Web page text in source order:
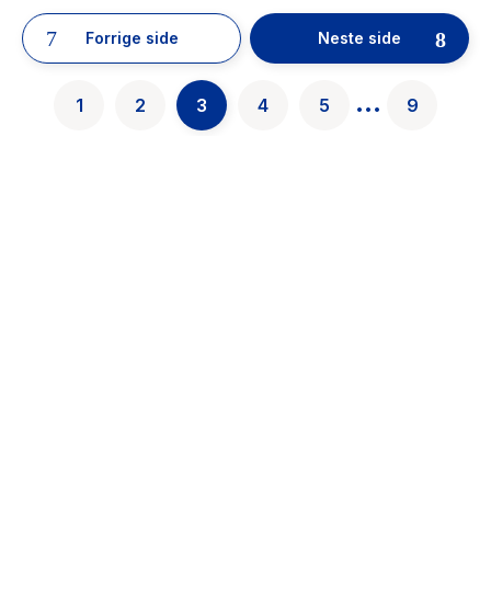
results
have
been
Forrige side
1 2 3 4 5 ... 9
Neste side